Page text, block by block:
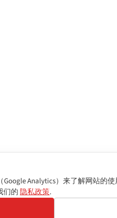
Google Analytics）来了解网站的
们的隐私政策.